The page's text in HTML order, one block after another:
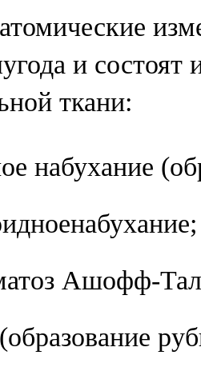
и состоят
ткани:
набухание
Ашофф-